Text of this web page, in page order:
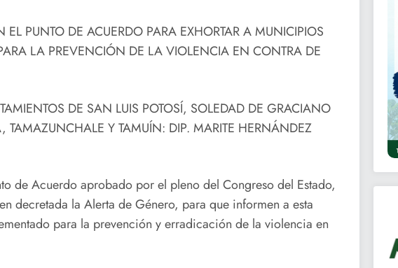
EL PUNTO DE ACUERDO PARA EXHORTAR A MUNICIPIOS
LA PREVENCIÓN DE LA VIOLENCIA EN CONTRA DE
DE SAN LUIS POTOSÍ, SOLEDAD DE GRACIANO
Y TAMUÍN: DIP. MARITE HERNÁNDEZ
de Acuerdo aprobado por el pleno del Congreso del Estado,
decretada la Alerta de Género, para que informen a esta
para la prevención y erradicación de la violencia en